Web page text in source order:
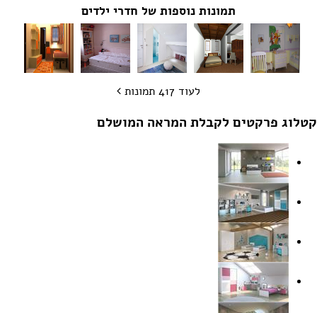
תמונות נוספות של חדרי ילדים
לעוד 417 תמונות
קטלוג פרקטים לקבלת המראה המושלם